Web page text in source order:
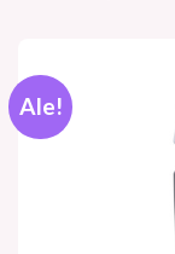
Ale!